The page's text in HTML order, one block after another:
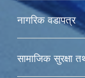
नागरिक वडापत्र
सामाजिक सुरक्षा